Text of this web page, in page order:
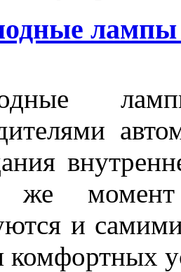
момент
и
комфортных